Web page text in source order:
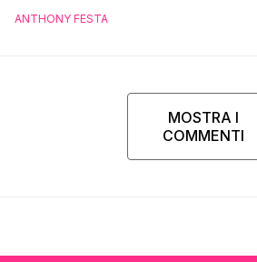
ANTHONY FESTA
MOSTRA I
COMMENTI